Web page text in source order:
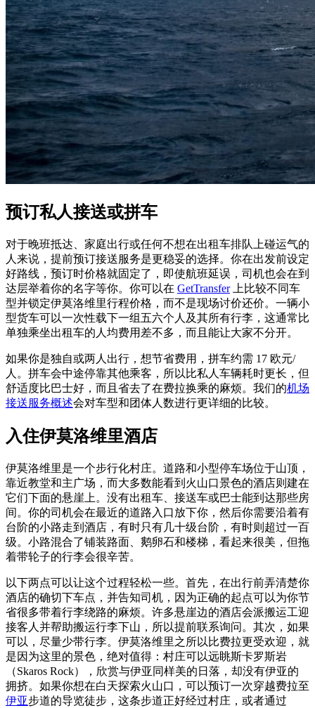
预订私人接送或拼车
对于晚班抵达、家庭出行或任何不想在出租车排队上碰运气的
人来说，提前预订接送服务是更稳妥的选择。你在出发前设定
好路线，预订时价格就固定了，即使航班延误，司机也会在到
达层举着你的名字等你。你可以在 GetTransfer上比较不同车
型并锁定伊莫洛维里行程价格，而不是现场讨价还价。一辆小
型货车可以一次性载下一组五六个人及其所有行李，这通常比
单独乘坐出租车的人均费用差不多，而且能让大家不分开。
如果你是独自或两人出行，想节省费用，拼车约需 17 欧元/
人。拼车会中途停靠其他乘客，所以比私人车辆耗时更长，但
舒适度比巴士好，而且省去了在费拉换乘的麻烦。我们的机场
接送服务概述会对车型和团体人数进行更详细的比较。
入住伊莫洛维里酒店
伊莫洛维里是一个步行化村庄。道路和小型停车场位于山顶，
靠近教堂和主广场，而大多数能看到火山口景色的酒店则建在
它们下面的悬崖上。没有出租车、接送车或巴士能到达那些房
间。你的司机会在最近的道路入口放下你，然后你需要沿着有
台阶的小路走到酒店，有时只有几十级台阶，有时则超过一百
级。小路混合了铺装路面、鹅卵石和楼梯，看起来很美，但拖
着带轮子的行李会很辛苦。
以下两点可以让这个过程轻松一些。首先，在出行前弄清楚你
酒店的确切下车点，并告知司机，因为正确的起点可以为你节
省很多带着行李绕路的麻烦。许多悬崖边的酒店会派搬运工迎
接客人并帮助搬运行李下山，所以提前联系询问。其次，如果
可以，尽量少带行李。伊莫洛维里之所以比费拉更受欢迎，就
是因为这里的景色，绝对值得：村庄可以远眺斯卡罗斯岩
（Skaros Rock），欣赏与伊亚同样美的日落，却没有伊亚的
拥挤。如果你想在白天探索火山口，可以预订一次穿越费拉至
伊亚步道的导览徒步，这条步道正好经过村庄，或者通过